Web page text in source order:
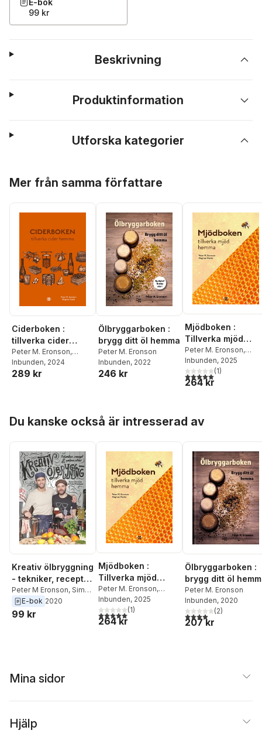
E-bok
99 kr
Beskrivning
Produktinformation
Utforska kategorier
Mer från samma författare
Ciderboken :
tillverka cider
hemma
Peter M. Eronson,
Magnus Vasilis
Inbunden, 2024
289 kr
Ölbryggarboken :
brygg ditt öl hemma
Peter M. Eronson
Inbunden, 2022
246 kr
Mjödboken :
Tillverka mjöd
hemma
Peter M. Eronson,
Magnus Vasilis
Inbunden, 2025
5,0utav 5 stjärnor.
(1)
264 kr
Du kanske också är intresserad av
Kreativ ölbryggning
- tekniker, recept
och galna idéer
Peter M Eronson, Simon
Svensson
E-bok 2020
99 kr
Mjödboken :
Tillverka mjöd
hemma
Peter M. Eronson,
Magnus Vasilis
Inbunden, 2025
5,0utav 5 stjärnor. Totalt antal röster:
(1)
264 kr
Ölbryggarboken :
brygg ditt öl
Peter M. Eronson
Inbunden, 2020
4,0utav 5 stjärnor.
(2)
207 kr
Mina sidor
Hjälp